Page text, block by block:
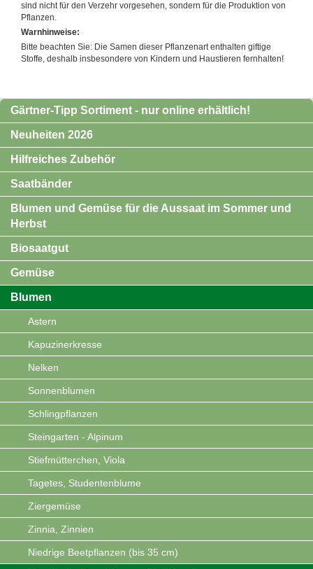
sind nicht für den Verzehr vorgesehen, sondern für die Produktion von
Pflanzen.
Warnhinweise:
Bitte beachten Sie: Die Samen dieser Pflanzenart enthalten giftige
Stoffe, deshalb insbesondere von Kindern und Haustieren fernhalten!
Gärtner-Tipp Sortiment - nur online erhältlich!
Neuheiten 2026
Hilfreiches Zubehör
Saatbänder
Blumen und Gemüse für die Aussaat im Sommer und
Herbst
Biosaatgut
Gemüse
Blumen
Astern
Kapuzinerkresse
Nelken
Sonnenblumen
Schlingpflanzen
Steingarten - Alpinum
Stiefmütterchen, Viola
Tagetes, Studentenblume
Ziergemüse
Zinnia, Zinnien
Niedrige Beetpflanzen (bis 35 cm)